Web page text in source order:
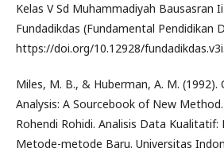
Kelas V Sd Muhammadiyah Bausasran
Fundadikdas (Fundamental Pendidikan
https://doi.org/10.12928/
Miles, M. B., & Huberman, A. M.
Analysis: A Sourcebook of New
Rohendi Rohidi. Analisis Data
Metode-metode Baru. Universitas